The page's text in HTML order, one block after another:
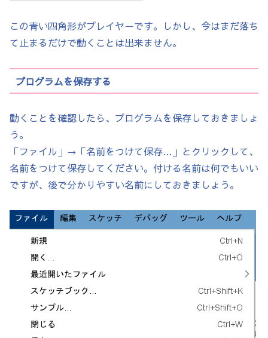
    b.display();
  }
  // プレイヤーの更新処理
  player.xSpeed = 0;
  if (keyPressed) {  // もしもキーが押されたら
if (key == 'a') { // 押されたキーが a な
    }
if (key == 'd') { // 押されたキーが d な
// playerのスピードを 100 にする(右に移動
この青い四角形がプレイヤーです。しかし、今はまだ落ち
て止まるだけで動くことは出来ません。
プログラムを保存する
動くことを確認したら、プログラムを保存しておきましょ
う。
「ファイル」→「名前をつけて保存…」とクリックして、
名前をつけて保存してください。付ける名前は何でもいい
ですが、後で分かりやすい名前にしておきましょう。